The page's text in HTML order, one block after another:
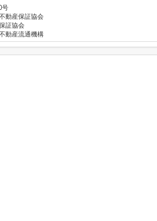
号
動産保証協会
証協会
動産流通機構